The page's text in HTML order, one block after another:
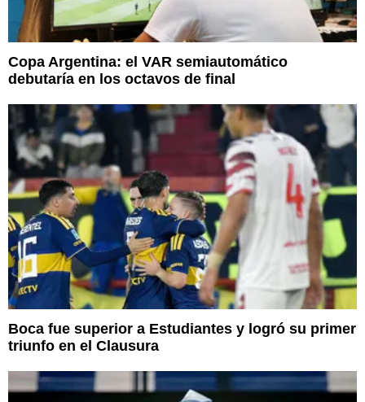
Copa Argentina: el VAR semiautomático
debutaría en los octavos de final
Boca fue superior a Estudiantes y logró su primer
triunfo en el Clausura